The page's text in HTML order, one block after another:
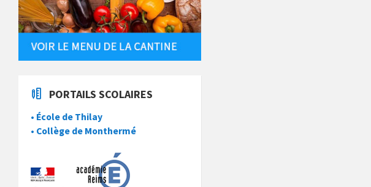
PORTAILS SCOLAIRES
• École de Thilay
• Collège de Monthermé